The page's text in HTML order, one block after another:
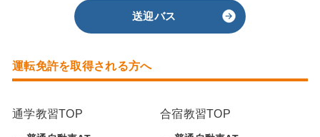
送迎バス
運転免許を取得される方へ
通学教習TOP 合宿教習TOP